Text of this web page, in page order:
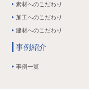
素材へのこだわり
加工へのこだわり
建材へのこだわり
事例紹介
事例一覧